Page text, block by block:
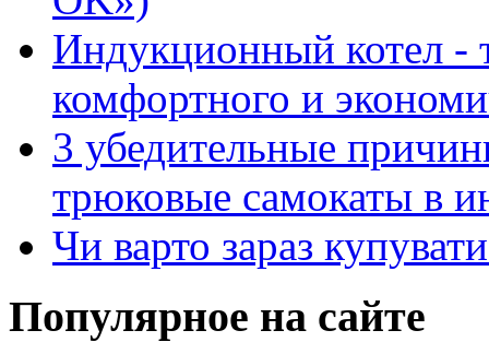
Индукционный котел -
комфортного и
3 убедительные
трюковые самокаты в
Чи варто зараз
Популярное на сайте